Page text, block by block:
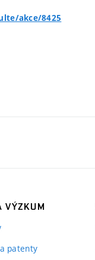
akce/8425
VÝZKUM
patenty